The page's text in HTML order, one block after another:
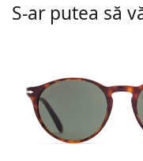
S-ar putea să